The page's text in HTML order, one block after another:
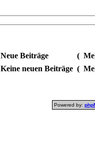
Neue Beiträge (
Keine neuen Beiträge (
Powered by: